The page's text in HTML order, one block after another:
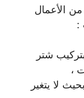
الأعمال
:
شتر
،
لا يتغير